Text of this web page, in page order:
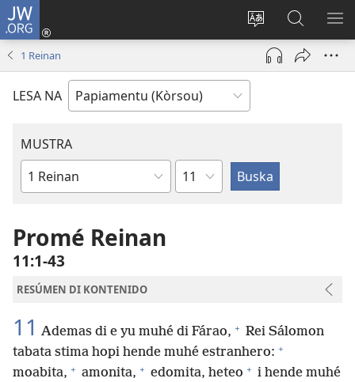
JW.ORG
Kambia
idioma
di
Log
(opens
window)
Buska
Riba
JW.ORG
1 Reinan
LESA NA
MUSTRA
Buki
Beibel
Kapítulo
Promé Reinan
11:1-43
RESÚMEN DI KONTENIDO
11 Ademas di e yu muhé di Fárao, + Rei Sálomon
tabata stima hopi hende muhé estranhero: +
moabita, + amonita, + edomita, heteo + i hende muhé